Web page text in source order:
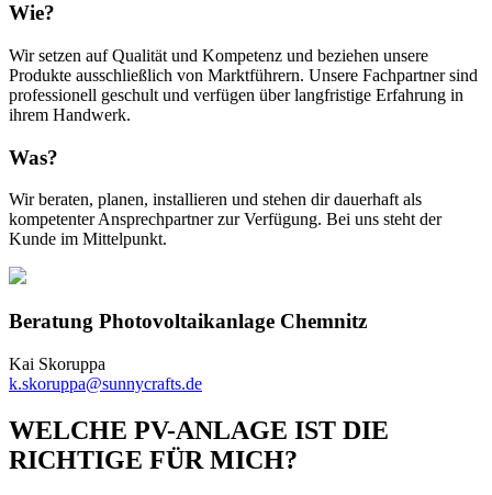
Wie?
Wir setzen auf Qualität und Kompetenz und beziehen unsere
Produkte ausschließlich von Marktführern. Unsere Fachpartner sind
professionell geschult und verfügen über langfristige Erfahrung in
ihrem Handwerk.
Was?
Wir beraten, planen, installieren und stehen dir dauerhaft als
kompetenter Ansprechpartner zur Verfügung. Bei uns steht der
Kunde im Mittelpunkt.
Beratung Photovoltaikanlage Chemnitz
Kai Skoruppa
k.skoruppa@sunnycrafts.de
WELCHE PV-ANLAGE IST DIE
RICHTIGE FÜR MICH?